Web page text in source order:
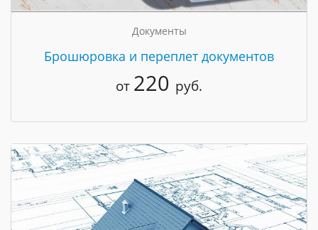
Документы
Брошюровка и переплет документов
от 220 руб.